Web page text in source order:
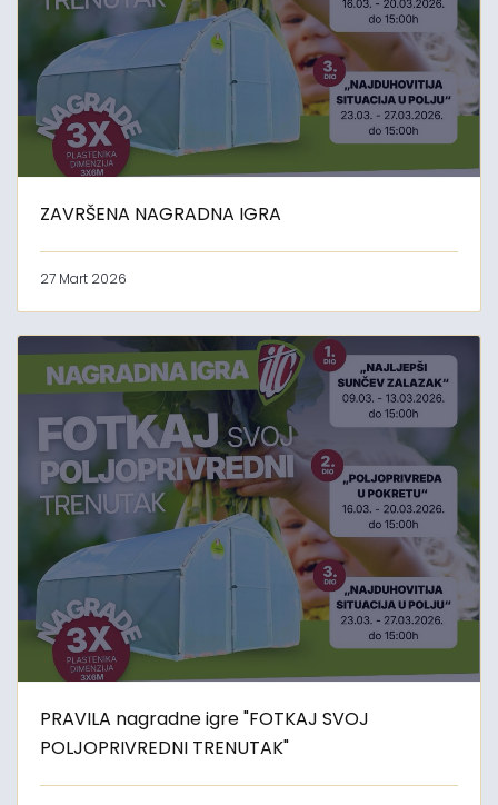
ZAVRŠENA NAGRADNA IGRA
27 Mart 2026
PRAVILA nagradne igre "FOTKAJ SVOJ
POLJOPRIVREDNI TRENUTAK"